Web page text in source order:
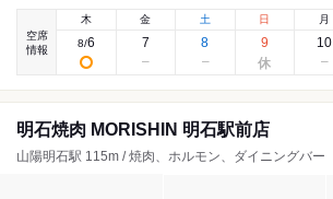
空席
情報
木
8/6
金
7
土
8
日
9
月
10
明石焼肉 MORISHIN 明石駅前店
山陽明石駅 115m / 焼肉、ホルモン、ダイニングバー